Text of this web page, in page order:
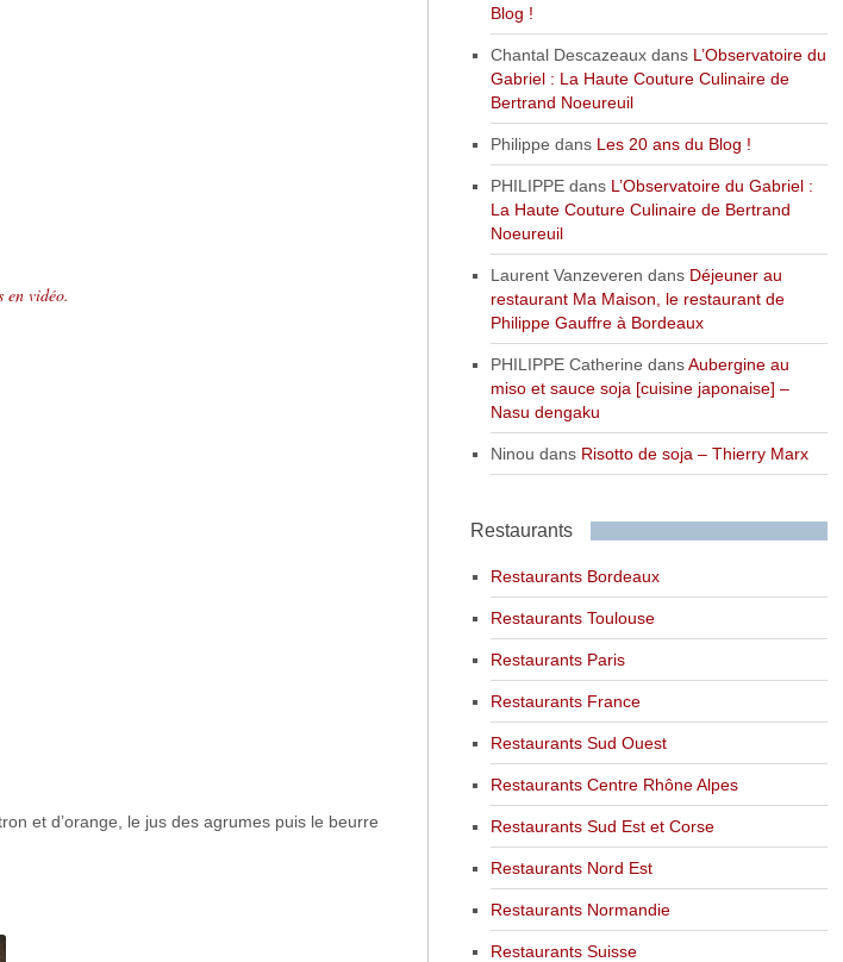
en vidéo.
et d’orange, le jus des agrumes puis le beurre
Blog !
Chantal Descazeauxdans L’Observatoire du
Gabriel : La Haute Couture Culinaire de
Bertrand Noeureuil
Philippe dans Les 20 ans du Blog !
PHILIPPEdans L’Observatoire du Gabriel :
La Haute Couture Culinaire de Bertrand
Noeureuil
Laurent Vanzeveren dans Déjeuner au
restaurant Ma Maison, le restaurant de
Philippe Gauffre à Bordeaux
PHILIPPE Catherine dansAubergine au
miso et sauce soja [cuisine japonaise] –
Nasu dengaku
Ninou dans Risotto de soja – Thierry Marx
Restaurants
Restaurants Bordeaux
Restaurants Toulouse
Restaurants Paris
Restaurants France
Restaurants Sud Ouest
Restaurants Centre Rhône Alpes
Restaurants Sud Est et Corse
Restaurants Nord Est
Restaurants Normandie
Restaurants Suisse